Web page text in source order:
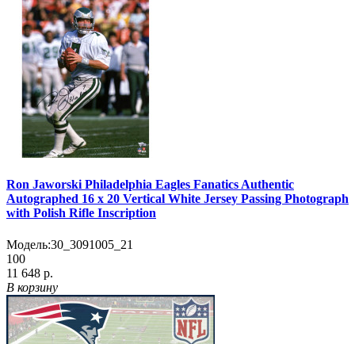
Ron Jaworski Philadelphia Eagles Fanatics Authentic
Autographed 16 x 20 Vertical White Jersey Passing Photograph
with Polish Rifle Inscription
Модель:30_3091005_21
100
11 648 р.
В корзину